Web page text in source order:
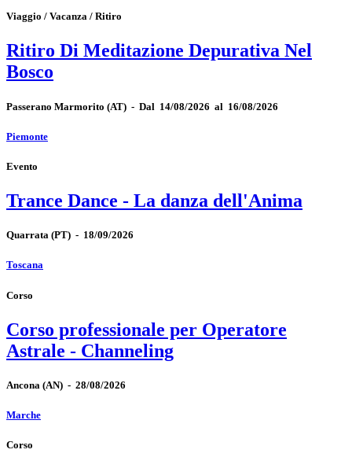
Viaggio / Vacanza / Ritiro
Ritiro Di Meditazione Depurativa Nel
Bosco
Passerano Marmorito (AT) - Dal 14/08/2026 al 16/08/2026
Piemonte
Evento
Trance Dance - La danza dell'Anima
Quarrata (PT) - 18/09/2026
Toscana
Corso
Corso professionale per Operatore
Astrale - Channeling
Ancona (AN) - 28/08/2026
Marche
Corso